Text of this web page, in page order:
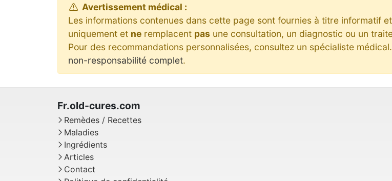
Avertissement médical :
Les informations contenues dans cette page sont fournies à titre informatif
uniquement et ne remplacent pas une consultation, un diagnostic ou un
Pour des recommandations personnalisées, consultez un spécialiste médical.
non-responsabilité complet.
Remèdes / Recettes
Maladies
Ingrédients
Articles
Contact